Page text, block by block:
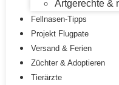
Artgerechte &
Fellnasen-Tipps
Projekt Flugpate
Versand & Ferien
Züchter & Adoptieren
Tierärzte